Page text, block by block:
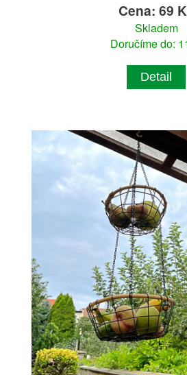
Cena: 69
Skladem
Doručíme do:
Detail